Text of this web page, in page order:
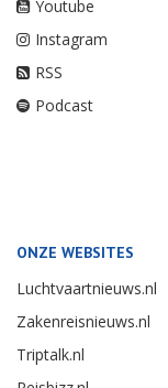
Youtube
Instagram
RSS
Podcast
ONZE WEBSITES
Luchtvaartnieuws.nl
Zakenreisnieuws.nl
Triptalk.nl